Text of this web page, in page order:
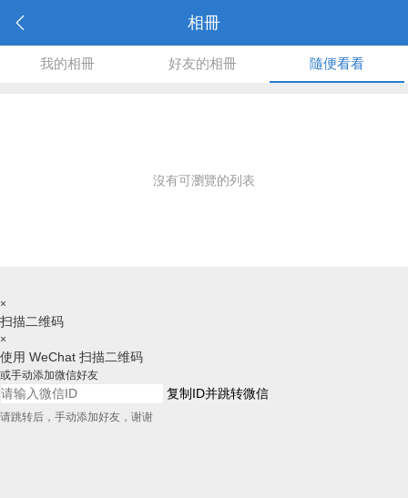
相冊
我的相冊 好友的相冊 隨便看看
沒有可瀏覽的列表
×
扫描二维码
×
使用 WeChat 扫描二维码
或手动添加微信好友
复制ID并跳转微信
请跳转后，手动添加好友，谢谢